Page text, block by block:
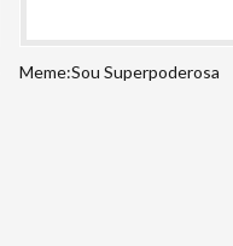
Meme:Sou Superpoderosa